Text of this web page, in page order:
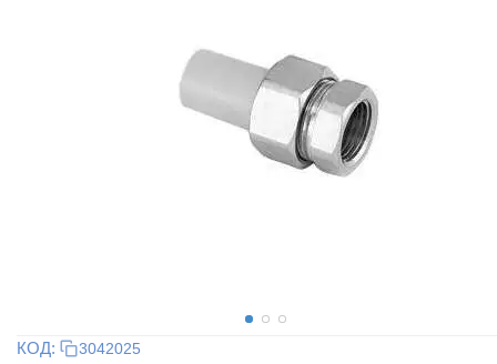
КОД: 3042025